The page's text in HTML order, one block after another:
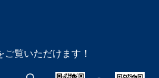
覧いただけます！